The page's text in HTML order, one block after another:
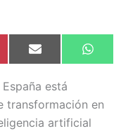
Compartir
en
E
m
i
l
en
W
h
A
p
está
transformación en
artificial